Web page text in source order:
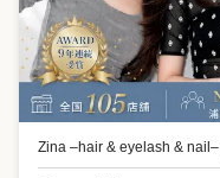
Zina –hair & eyelash & nail–